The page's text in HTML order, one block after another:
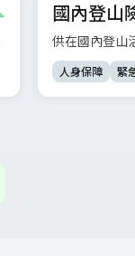
國內登山
供在國內登山
故、登山事故
等。
人身保障 緊